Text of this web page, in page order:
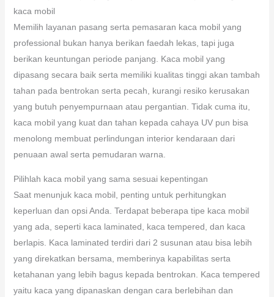
kaca mobil
Memilih layanan pasang serta pemasaran kaca mobil yang
professional bukan hanya berikan faedah lekas, tapi juga
berikan keuntungan periode panjang. Kaca mobil yang
dipasang secara baik serta memiliki kualitas tinggi akan tambah
tahan pada bentrokan serta pecah, kurangi resiko kerusakan
yang butuh penyempurnaan atau pergantian. Tidak cuma itu,
kaca mobil yang kuat dan tahan kepada cahaya UV pun bisa
menolong membuat perlindungan interior kendaraan dari
penuaan awal serta pemudaran warna.
Pilihlah kaca mobil yang sama sesuai kepentingan
Saat menunjuk kaca mobil, penting untuk perhitungkan
keperluan dan opsi Anda. Terdapat beberapa tipe kaca mobil
yang ada, seperti kaca laminated, kaca tempered, dan kaca
berlapis. Kaca laminated terdiri dari 2 susunan atau bisa lebih
yang direkatkan bersama, memberinya kapabilitas serta
ketahanan yang lebih bagus kepada bentrokan. Kaca tempered
yaitu kaca yang dipanaskan dengan cara berlebihan dan